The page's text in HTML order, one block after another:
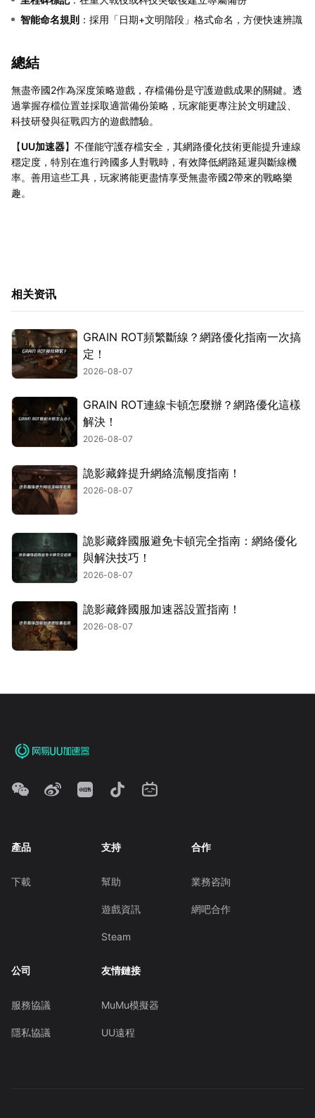
智能命名規則 ：採用「日期+文明階段」格式命名，方便快速辨識
總結
無盡帝國2作為深度策略遊戲，存檔備份是守護遊戲成果的關鍵。透
過掌握存檔位置並採取適當備份策略，玩家能更專注於文明建設、
科技研發與征戰四方的遊戲體驗。
【UU加速器】不僅能守護存檔安全，其網路優化技術更能提升連線
穩定度，特別在進行跨國多人對戰時，有效降低網路延遲與斷線機
率。善用這些工具，玩家將能更盡情享受無盡帝國2帶來的戰略樂
趣。
相关资讯
GRAIN ROT頻繁斷線？網路優化指南一次搞
定！
2026-08-07
GRAIN ROT連線卡頓怎麼辦？網路優化這樣
解決！
2026-08-07
詭影藏鋒提升網絡流暢度指南！
2026-08-07
詭影藏鋒國服避免卡頓完全指南：網絡優化
與解決技巧！
2026-08-07
詭影藏鋒國服加速器設置指南！
2026-08-07
產品
下載
支持
幫助
遊戲資訊
Steam
合作
業務咨詢
網吧合作
公司
服務協議
隱私協議
友情鏈接
MuMu模擬器
UU遠程